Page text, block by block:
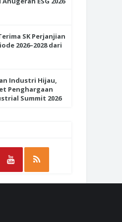
SK Perjanjian
2026–2028 dari
Industri Hijau,
Penghargaan
Summit 2026